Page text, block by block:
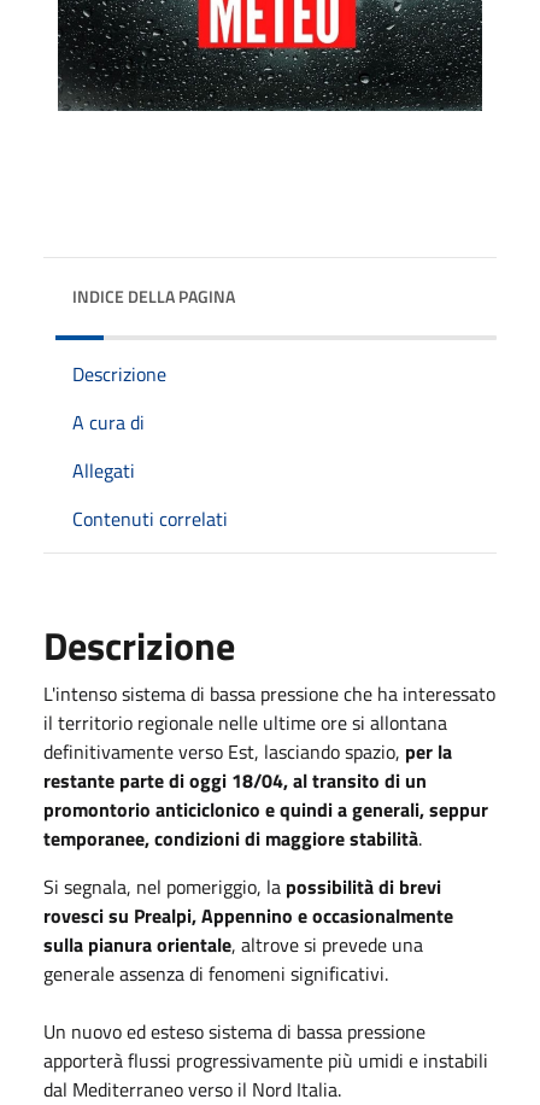
INDICE DELLA PAGINA
Descrizione
A cura di
Allegati
Contenuti correlati
Descrizione
L'intenso sistema di bassa pressione che ha interessato
il territorio regionale nelle ultime ore si allontana
definitivamente verso Est, lasciando spazio, per la
restante parte di oggi 18/04, al transito di un
promontorio anticiclonico e quindi a generali, seppur
temporanee, condizioni di maggiore stabilità.
Si segnala, nel pomeriggio, la possibilità di brevi
rovesci su Prealpi, Appennino e occasionalmente
sulla pianura orientale, altrove si prevede una
generale assenza di fenomeni significativi.
Un nuovo ed esteso sistema di bassa pressione
apporterà flussi progressivamente più umidi e instabili
dal Mediterraneo verso il Nord Italia.